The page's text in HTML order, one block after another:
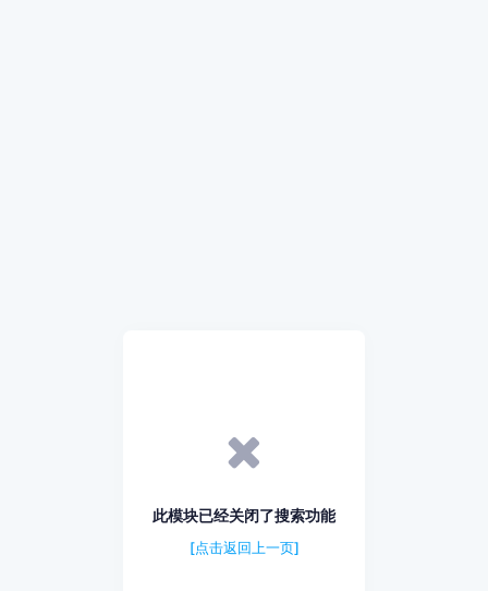
此模块已经关闭了搜索功能
[点击返回上一页]